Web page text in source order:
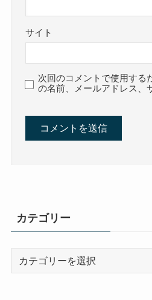
サイト
次回のコメントで使用する
の名前、メールアドレス、
カテゴリー